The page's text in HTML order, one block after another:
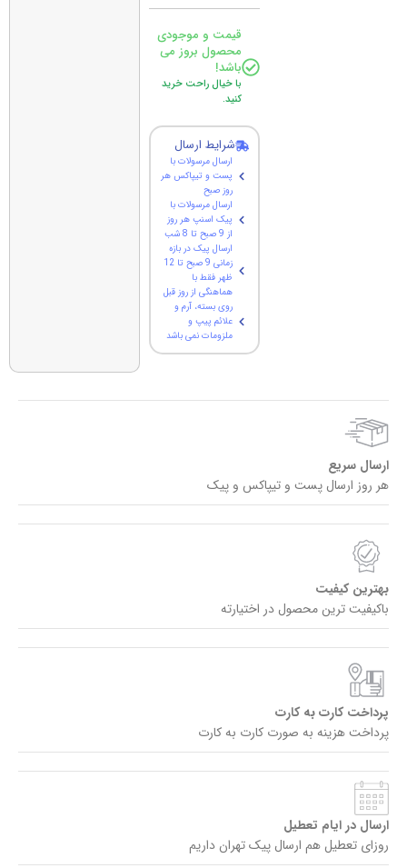
قیمت و موجودی
محصول بروز می
باشد!
با خیال راحت خرید
کنید.
شرایط ارسال
ارسال مرسولات با
پست و تیپاکس هر
روز صبح
ارسال مرسولات با
پیک اسنپ هر روز
از 9 صبح تا 8 شب
ارسال پیک در بازه
زمانی 9 صبح تا 12
ظهر فقط با
هماهنگی از روز قبل
روی بسته، آرم و
علائم پیپ و
ملزومات نمی باشد
ارسال سریع
هر روز ارسال پست و تیپاکس و پیک
بهترین کیفیت
باکیفیت ترین محصول در اختیارته
پرداخت کارت به کارت
پرداخت هزینه به صورت کارت به کارت
ارسال در ایام تعطیل
روزای تعطیل هم ارسال پیک تهران داریم